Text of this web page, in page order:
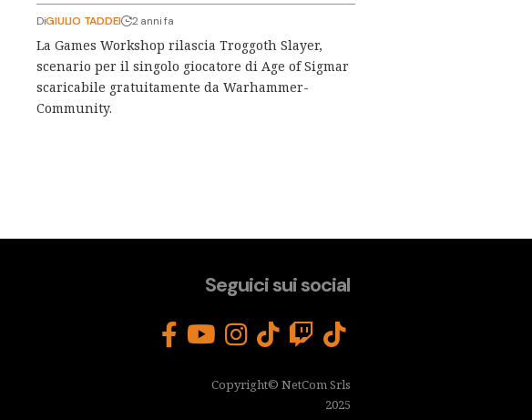
DiGIULIO TADDEI 2 anni fa
La Games Workshop rilascia Troggoth Slayer,
scenario per il singolo giocatore di Age of Sigmar
scaricabile gratuitamente da Warhammer-
Community.
Seguici sui social
Copyright© NetCom Srls
2025